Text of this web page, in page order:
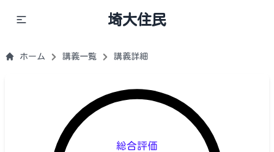
埼大住民
ホーム 講義一覧 講義詳細
総合評価